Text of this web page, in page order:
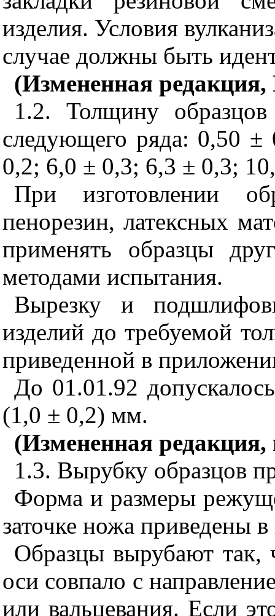
изделия. Условия
случае должны быть
(Измененная
1.2. Толщину
следующего ряда: 0,50
0,2; 6,0 ± 0,3; 6,3 ± 0,3;
При изготовлении
пенорезин, латексных
применять образцы
методами испытания.
Вырезку и
изделий до требуемой
приведенной в
До 01.01.92
(1,0 ± 0,2) мм.
(Измененная
1.3. Вырубку образцов
Форма и размеры
заточке ножа приведены
Образцы вырубают так,
оси совпало с
или вальцевания. Если